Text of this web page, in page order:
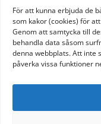
För att kunna erbjuda de
som kakor (cookies) för
Genom att samtycka till
behandla data såsom
denna webbplats. Att inte
påverka vissa funktioner
Följ oss